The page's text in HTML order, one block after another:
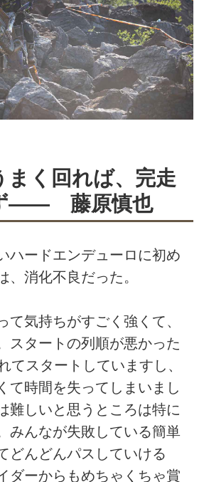
まく回れば、完走
―— 藤原慎也
ハードエンデューロに初め
、消化不良だった。
て気持ちがすごく強くて、
スタートの列順が悪かった
てスタートしていますし、
て時間を失ってしまいまし
難しいと思うところは特に
みんなが失敗している簡単
どんどんパスしていける
ダーからもめちゃくちゃ賞